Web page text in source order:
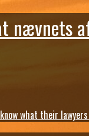
nævnets
what their